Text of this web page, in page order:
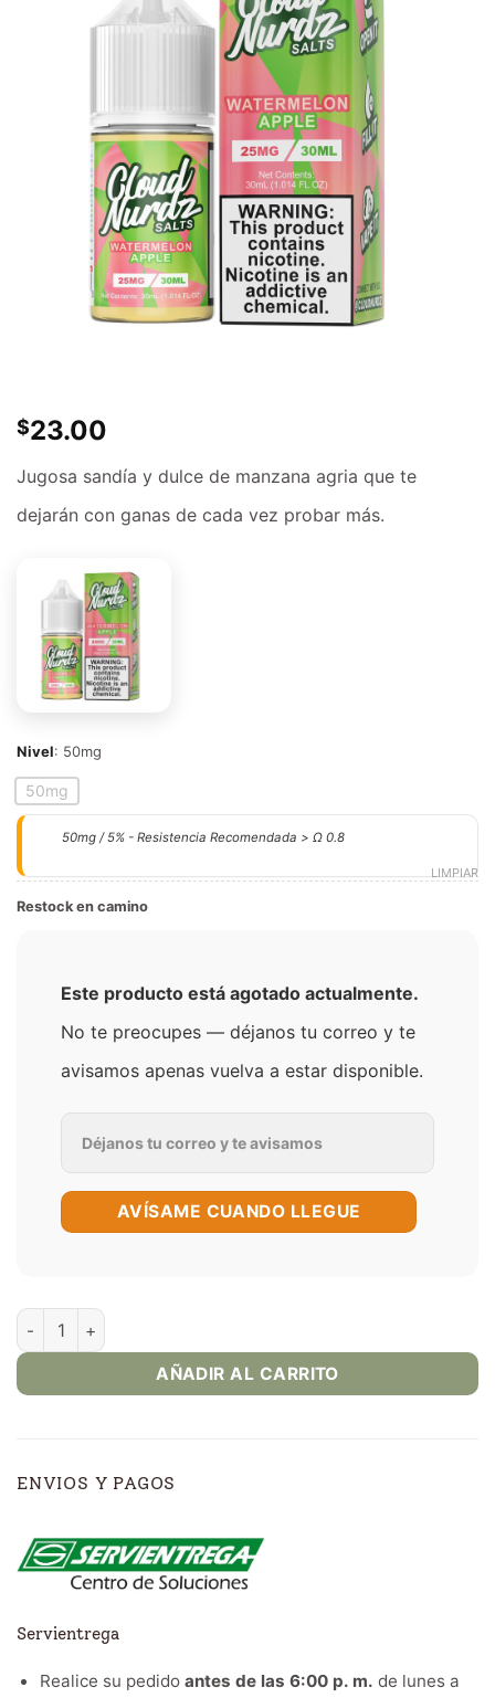
$23.00
Jugosa sandía y dulce de manzana agria que te
dejarán con ganas de cada vez probar más.
Nivel: 50mg
50mg
LIMPIAR
50mg / 5% - Resistencia Recomendada > Ω 0.8
Restock en camino
Este producto está agotado actualmente.
No te preocupes — déjanos tu correo y te
avisamos apenas vuelva a estar disponible.
AVÍSAME CUANDO LLEGUE
Watermelon Apple salts 30 ml – Cloud Nurdz cantidad
AÑADIR AL CARRITO
ENVIOS Y PAGOS
Servientrega
Realice su pedido antes de las 6:00 p. m. de lunes a